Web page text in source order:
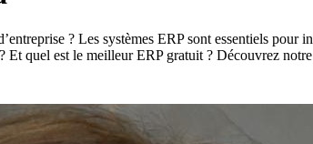
? Les systèmes ERP sont essentiels
quel est le meilleur ERP gratuit ? Découvrez